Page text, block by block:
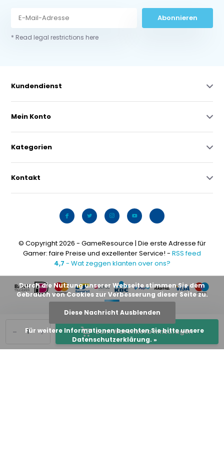
+
- Zum Warenkorb hinzufügen
Abonnieren
* Read legal restrictions here
Kundendienst
Mein Konto
Kategorien
Kontakt
© Copyright 2026 - GameResource | Die erste Adresse für
Gamer: faire Preise und exzellenter Service! - RSS feed
4,7 - Wat zeggen klanten over ons?
Durch die Nutzung unserer Webseite stimmen Sie dem
Gebrauch von Cookies zur Verbesserung dieser Seite zu.
Diese Nachricht Ausblenden
Für weitere Informationen beachten Sie bitte unsere
Datenschutzerklärung. »